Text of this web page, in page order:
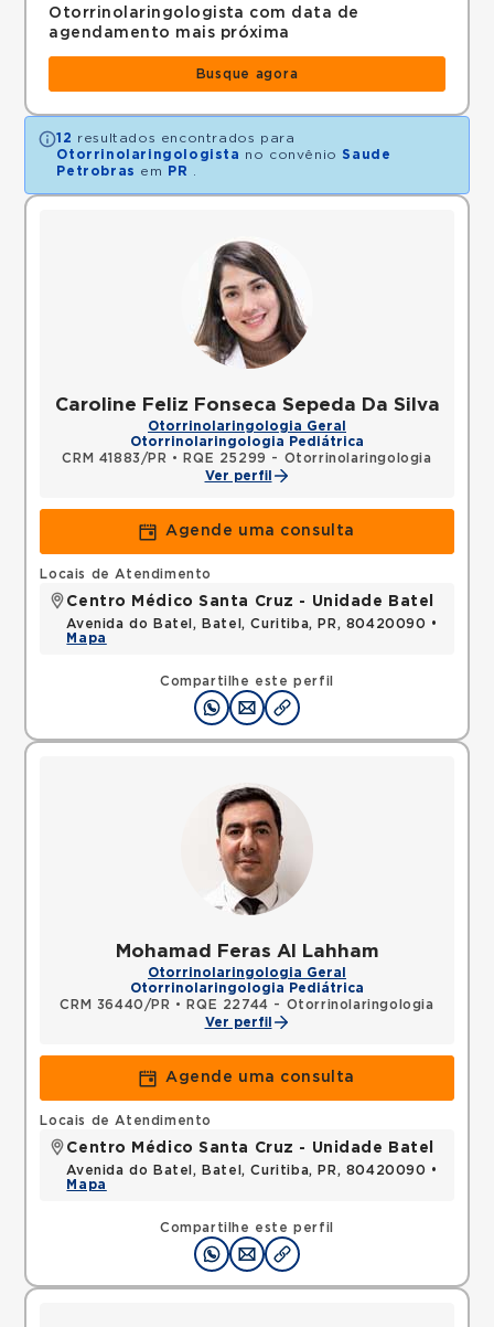
Otorrinolaringologista com data de
agendamento mais próxima
Busque agora
12 resultados encontrados para
Otorrinolaringologista no convênio Saude
Petrobras em PR
Caroline Feliz Fonseca Sepeda Da Silva
Otorrinolaringologia Geral
Otorrinolaringologia Pediátrica
CRM 41883/PR •
RQE 25299 - Otorrinolaringologia
Ver perfil
Agende uma consulta
Compartilhe este perfil
Locais de Atendimento
Centro Médico Santa Cruz - Unidade Batel
Avenida do Batel, Batel, Curitiba, PR, 80420090 •
Mapa
Mohamad Feras Al Lahham
Otorrinolaringologia Geral
Otorrinolaringologia Pediátrica
CRM 36440/PR •
RQE 22744 - Otorrinolaringologia
Ver perfil
Agende uma consulta
Compartilhe este perfil
Locais de Atendimento
Centro Médico Santa Cruz - Unidade Batel
Avenida do Batel, Batel, Curitiba, PR, 80420090 •
Mapa